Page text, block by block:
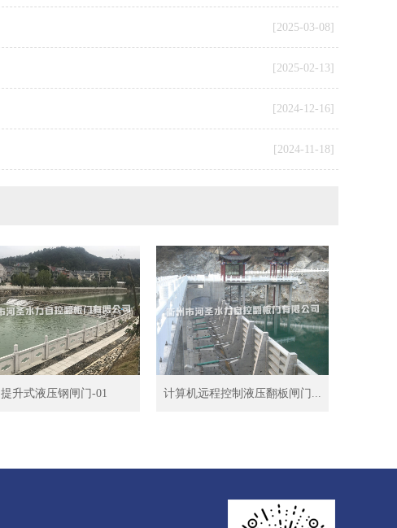
[2025-03-08]
[2025-02-13]
[2024-12-16]
[2024-11-18]
提升式液压钢闸门-01 计算机远程控制液压翻板闸门...